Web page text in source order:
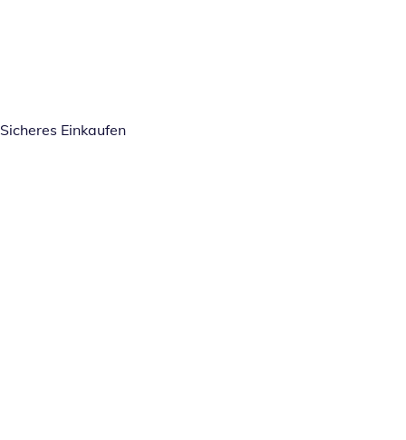
Sicheres Einkaufen